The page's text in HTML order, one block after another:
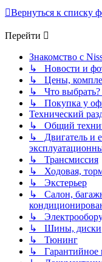
Вернуться к списку
Перейти
Знакомство с
↳ Новости и
↳ Цены,
↳ Что выбрать?
↳ Покупка у
Технический
↳ Общий
↳ Двигатель и
↳ Трансмиссия
↳ Ходовая,
↳ Экстерьер
↳ Салон,
↳
↳ Шины, диски
↳ Тюнинг
↳ Гарантийное